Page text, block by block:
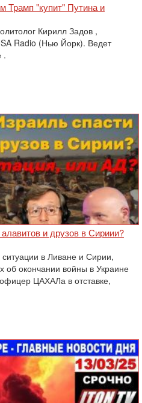
"купит" Путина и
Кирилл Задов ,
Radio (Нью Йорк). Ведет
.
и друзов в Сириии?
в Ливане и Сирии,
об окончании войны в Украине
ЦАХАЛа в отставке,